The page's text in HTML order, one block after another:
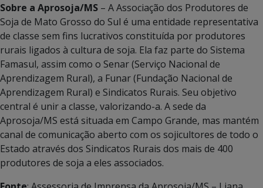
Sobre a Aprosoja/MS – A Associação dos Produtores de
Soja de Mato Grosso do Sul é uma entidade representativa
de classe sem fins lucrativos constituída por produtores
rurais ligados à cultura de soja. Ela faz parte do Sistema
Famasul, assim como o Senar (Serviço Nacional de
Aprendizagem Rural), a Funar (Fundação Nacional de
Aprendizagem Rural) e Sindicatos Rurais. Seu objetivo
central é unir a classe, valorizando-a. A sede da
Aprosoja/MS está situada em Campo Grande, mas mantém
canal de comunicação aberto com os sojicultores de todo o
Estado através dos Sindicatos Rurais dos mais de 400
produtores de soja a eles associados.